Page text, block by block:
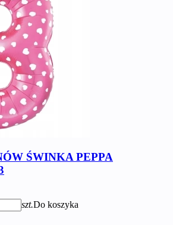
ŚWINKA PEPPA
szt.Do koszyka